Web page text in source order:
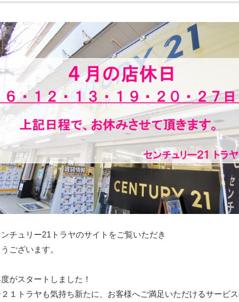
チュリー21トラヤのサイトをご覧いただき
ございます。
がスタートしました！
１トラヤも気持ち新たに、お客様へご満足いただけるサービ